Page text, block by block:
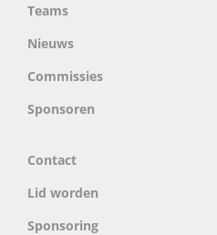
Teams
Nieuws
Commissies
Sponsoren
Contact
Lid worden
Sponsoring